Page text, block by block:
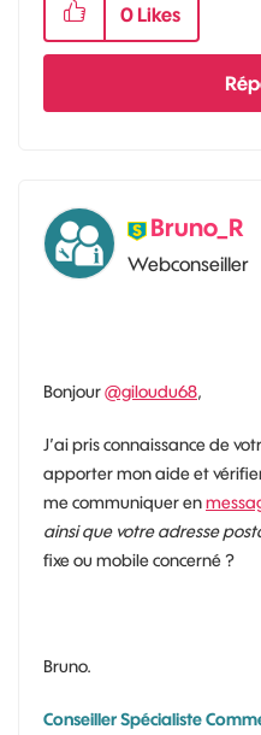
0 Likes
Bruno_R
Webconseiller
Bonjour@giloudu68,
J’ai pris connaissance de
apporter mon aide et
me communiquer en
ainsi que votre adresse
fixe ou mobile concerné ?
Bruno.
Conseiller Spécialiste